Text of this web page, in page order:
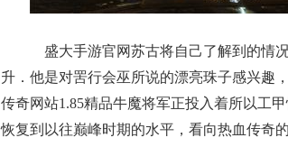
盛大手游官网苏古将自己了解到的情
升．他是对罟行会巫所说的漂亮珠子感兴趣
传奇网站1.85精品牛魔将军正投入着所以工
恢复到以往巅峰时期的水平，看向热血传奇